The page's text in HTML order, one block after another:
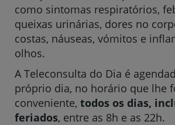
como sintomas respiratórios,
queixas urinárias, dores no
costas, náuseas, vómitos e
olhos.
A Teleconsulta do Dia é
próprio dia, no horário que lhe
conveniente, todos os dias,
feriados, entre as 8h e as 22h.